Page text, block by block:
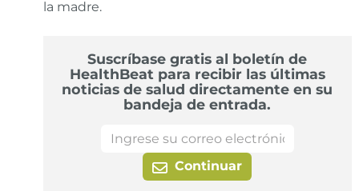
la madre.
Suscríbase gratis al boletín de
HealthBeat para recibir las últimas
noticias de salud directamente en su
bandeja de entrada.
Continuar